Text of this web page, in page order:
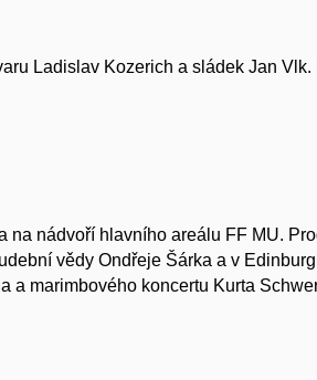
Ladislav Kozerich a sládek Jan
nádvoří hlavního areálu FF MU.
vědy Ondřeje Šárka a v
a marimbového koncertu Kurta